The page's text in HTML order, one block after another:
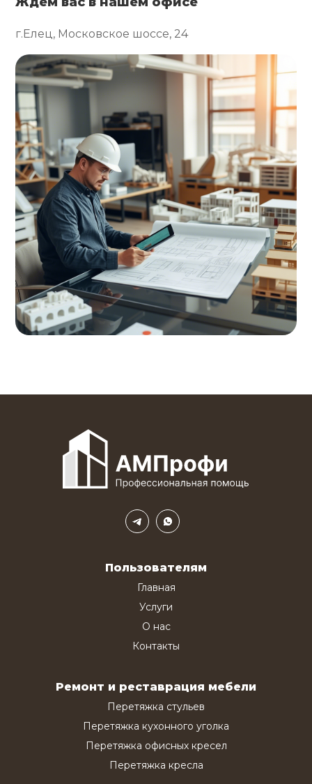
г.Елец, Московское шоссе, 24
Пользователям
Главная
Услуги
О нас
Контакты
Ремонт и реставрация мебели
Перетяжка стульев
Перетяжка кухонного уголка
Перетяжка офисных кресел
Перетяжка кресла